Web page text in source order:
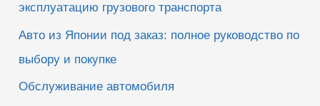
эксплуатацию грузового транспорта
Авто из Японии под заказ: полное руководство по
выбору и покупке
Обслуживание автомобиля